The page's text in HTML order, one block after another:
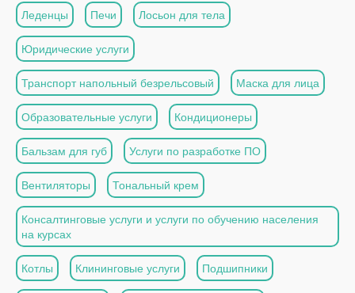
Леденцы Печи Лосьон для тела
Юридические услуги
Транспорт напольный безрельсовый Маска для лица
Образовательные услуги Кондиционеры
Бальзам для губ Услуги по разработке ПО
Вентиляторы Тональный крем
Консалтинговые услуги и услуги по обучению населения
на курсах
Котлы Клининговые услуги Подшипники